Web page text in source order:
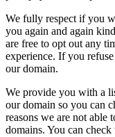
We fully respect if you
you again and again
are free to opt out any
experience. If you
our domain.
We provide you with a
our domain so you can
reasons we are not
domains. You can